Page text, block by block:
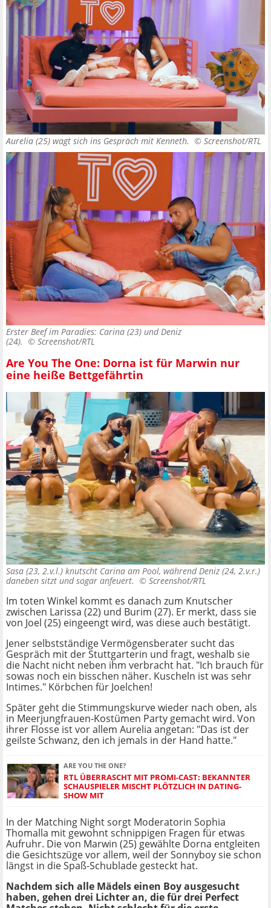
Aurelia (25) wagt sich ins Gespräch mit Kenneth. © Screenshot/RTL
Erster Beef im Paradies: Carina (23) und Deniz
(24). © Screenshot/RTL
Are You The One: Dorna ist für Marwin nur
eine heiße Bettgefährtin
Sasa (23, 2.v.l.) knutscht Carina am Pool, während Deniz (24, 2.v.r.)
daneben sitzt und sogar anfeuert. © Screenshot/RTL
Im toten Winkel kommt es danach zum Knutscher
zwischen Larissa (22) und Burim (27). Er merkt, dass sie
von Joel (25) eingeengt wird, was diese auch bestätigt.
Jener selbstständige Vermögensberater sucht das
Gespräch mit der Stuttgarterin und fragt, weshalb sie
die Nacht nicht neben ihm verbracht hat. "Ich brauch für
sowas noch ein bisschen näher. Kuscheln ist was sehr
Intimes." Körbchen für Joelchen!
Später geht die Stimmungskurve wieder nach oben, als
in Meerjungfrauen-Kostümen Party gemacht wird. Von
ihrer Flosse ist vor allem Aurelia angetan: "Das ist der
geilste Schwanz, den ich jemals in der Hand hatte."
ARE YOU THE ONE?
RTL ÜBERRASCHT MIT PROMI-CAST: BEKANNTER
SCHAUSPIELER MISCHT PLÖTZLICH IN DATING-
SHOW MIT
In der Matching Night sorgt Moderatorin Sophia
Thomalla mit gewohnt schnippigen Fragen für etwas
Aufruhr. Die von Marwin (25) gewählte Dorna entgleiten
die Gesichtszüge vor allem, weil der Sonnyboy sie schon
längst in die Spaß-Schublade gesteckt hat.
Nachdem sich alle Mädels einen Boy ausgesucht
haben, gehen drei Lichter an, die für drei Perfect